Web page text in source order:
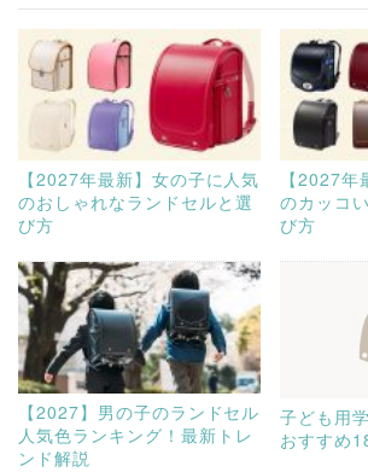
【2027年最新】女の子に人気
のおしゃれなランドセルと選
び方
【2027
のカッコ
び方
【2027】男の子のランドセル
人気色ランキング！最新トレ
ンド解説
子ども用
おすすめ